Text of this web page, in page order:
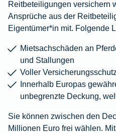
Reitbeteiligungen versichern
Ansprüche aus der
Eigentümer*in mit. Folgende
Mietsachschäden an
und Stallungen
Voller
Innerhalb Europas
unbegrenzte Deckung,
Sie können zwischen den
Millionen Euro frei wählen.